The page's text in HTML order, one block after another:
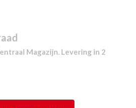
Magazijn. Levering in 2